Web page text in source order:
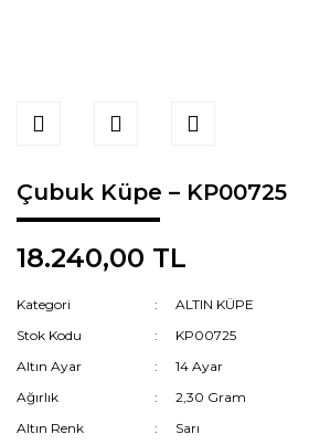
Çubuk Küpe – KP00725
18.240,00 TL
Kategori
ALTIN KÜPE
Stok Kodu
KP00725
Altın Ayar
14 Ayar
Ağırlık
2,30 Gram
Altın Renk
Sarı